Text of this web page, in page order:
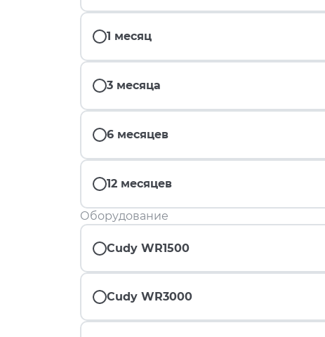
1 месяц
3 месяца
6 месяцев
12 месяцев
Оборудование
Cudy WR1500
Cudy WR3000